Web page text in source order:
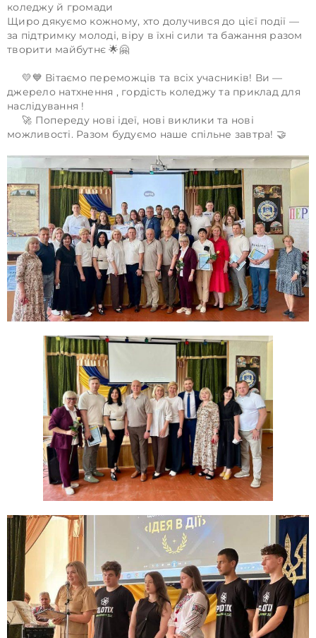
коледжу й громади
Щиро дякуємо кожному, хто долучився до цієї події —
за підтримку молоді, віру в їхні сили та бажання разом
творити майбутнє 🌟🤗
💛💙 Вітаємо переможців та всіх учасників! Ви —
джерело натхнення , гордість коледжу та приклад для
наслідування !
🚀 Попереду нові ідеї, нові виклики та нові
можливості. Разом будуємо наше спільне завтра! 🤝